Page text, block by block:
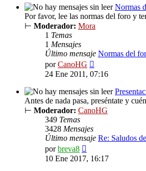
Normas
Por favor, lee las normas del foro y
⊢ Moderador: Mora
1 Temas
1 Mensajes
Último mensaje Normas del
porCanoHG
último
24 Ene 2011, 07:16
Antes de nada pasa, preséntate y
⊢ Moderador: CanoHG
349 Temas
3428 Mensajes
Último mensaje Re: Saludos
porbreva8
último
mensaje
10 Ene 2017, 16:17